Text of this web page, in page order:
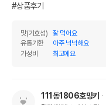
#상품후기
맛(기호성)
잘 먹어요
유통기한
아주 넉넉해요
가성비
최고에요
111동1806호밍키